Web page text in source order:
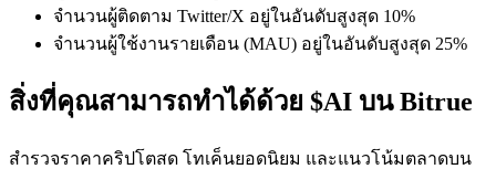
กลยุทธ์การซื้อขาย
จำนวนผู้ติดตาม Twitter/X อยู่ในอันดับสูงสุด 10%
จำนวนผู้ใช้งานรายเดือน (MAU) อยู่ในอันดับสูงสุด 25%
สิ่งที่คุณสามารถทำได้ด้วย $AI บน Bitrue
สำรวจราคาคริปโตสด โทเค็นยอดนิยม และแนวโน้มตลาดบน